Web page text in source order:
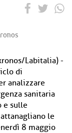
Labitalia) -
di
analizzare
sanitaria
e sulle
le
8 maggio